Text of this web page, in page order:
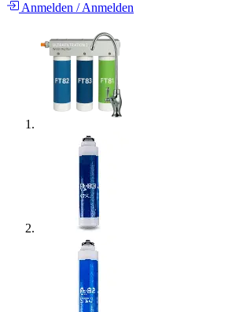
Anmelden /Anmelden